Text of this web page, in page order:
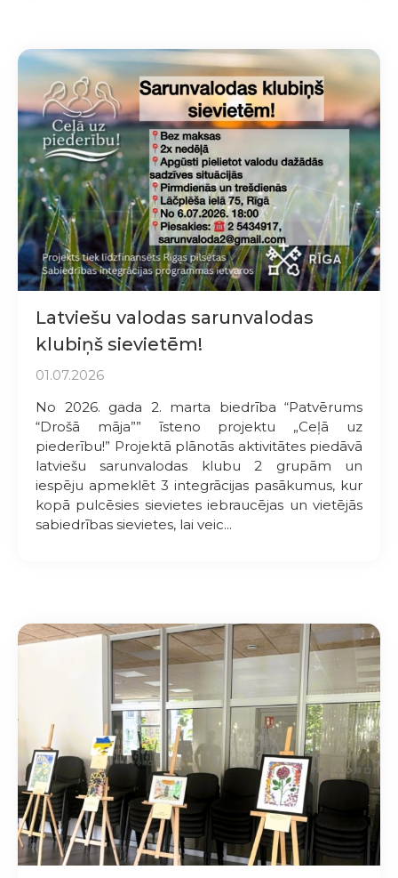
Latviešu valodas sarunvalodas
klubiņš sievietēm!
01.07.2026
No 2026. gada 2. marta biedrība “Patvērums
“Drošā māja”” īsteno projektu „Ceļā uz
piederību!” Projektā plānotās aktivitātes piedāvā
latviešu sarunvalodas klubu 2 grupām un
iespēju apmeklēt 3 integrācijas pasākumus, kur
kopā pulcēsies sievietes iebraucējas un vietējās
sabiedrības sievietes, lai veic...